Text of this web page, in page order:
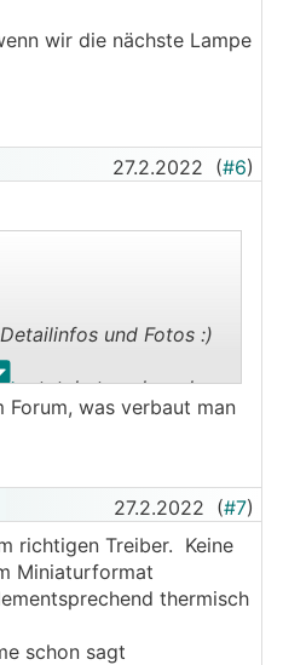
wir die nächste Lampe
27.2.2022 (#6)
.
und Fotos :)
setzt, hat auch vorher
gelesen...
Forum, was verbaut man
27.2.2022 (#7)
richtigen Treiber. Keine
Miniaturformat
thermisch
schon sagt